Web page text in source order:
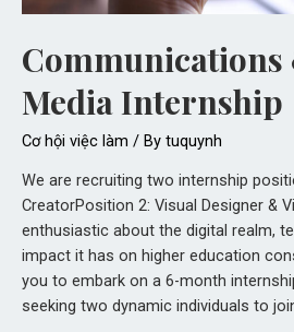
Communications
Media Internship
Cơ hội việc làm / By tuquynh
We are recruiting two internship
CreatorPosition 2: Visual Designer &
enthusiastic about the digital realm,
impact it has on higher education
you to embark on a 6-month
seeking two dynamic individuals to